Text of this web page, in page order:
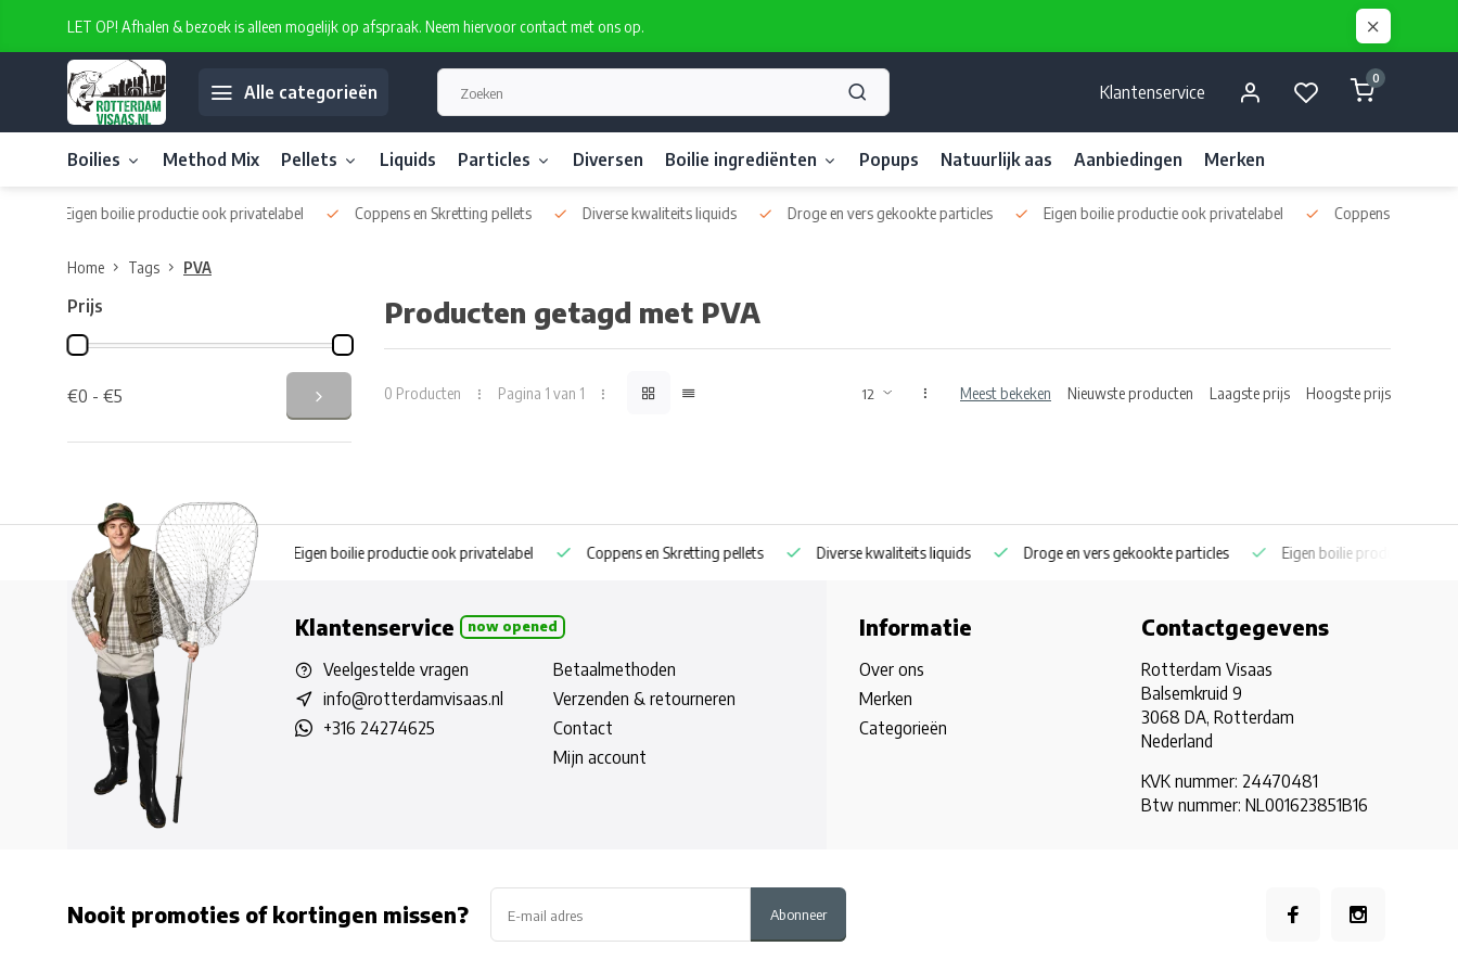
LET OP! Afhalen & bezoek is alleen mogelijk op afspraak. Neem hiervoor contact met ons op.
Alle categorieën Klantenservice
0
Boilies Method Mix Pellets Liquids Particles Diversen Boilie ingrediënten Popups Natuurlijk aas Aanbiedingen Merken
Coppens en Skretting pellets Diverse kwaliteits liquids Droge en vers gekookte particles Eigen boilie productie ook privatelabel Coppens en Skretting pellets Diverse kwaliteits
Home Tags PVA
Prijs
€0 - €5
Producten getagd met PVA
0 Producten Pagina 1 van 1 Meest bekeken Nieuwste producten Laagste prijs Hoogste prijs
Eigen boilie productie ook privatelabel Coppens en Skretting pellets Diverse kwaliteits liquids Droge en vers gekookte particles Eigen boilie productie ook privatelabel Coppens en
Klantenservice now opened
Veelgestelde vragen
info@rotterdamvisaas.nl
+316 24274625
Betaalmethoden
Verzenden & retourneren
Contact
Mijn account
Informatie
Over ons
Merken
Categorieën
Contactgegevens
Rotterdam Visaas
Balsemkruid 9
3068 DA, Rotterdam
Nederland
KVK nummer: 24470481
Btw nummer: NL001623851B16
Nooit promoties of kortingen missen? Abonneer